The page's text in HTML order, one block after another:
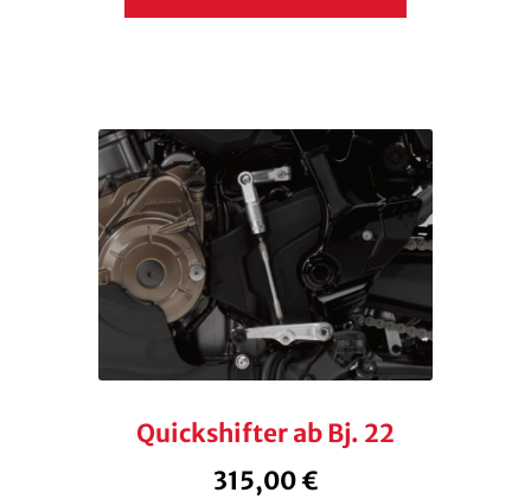
Quickshifter ab Bj. 22
315,00€